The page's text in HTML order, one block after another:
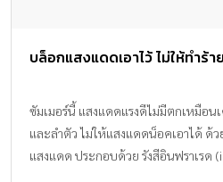
บล็อกแสงแดดเอาไว้ ไม่ให้ทำร้า
ซัมเมอร์นี้ แสงแดดแรงดีไม่มีตกเหมือน
และลำตัว ไม่ให้แสงแดดน็อคเอาได้ ด้
แสงแดด ประกอบด้วย รังสีอินฟราเรด